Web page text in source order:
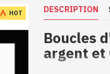
HOT DESCRIPTION
Boucles
argent et